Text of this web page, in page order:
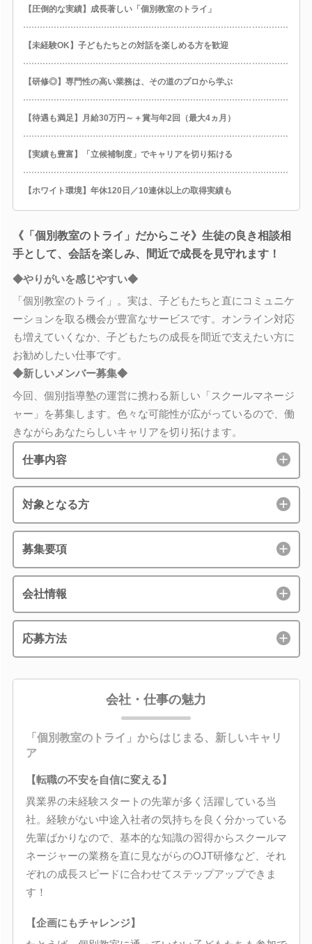
【圧倒的な実績】成長著しい「個別教室のトライ」
【未経験OK】子どもたちとの対話を楽しめる方を歓迎
【研修◎】専門性の高い業務は、その道のプロから学ぶ
【待遇も満足】月給30万円～＋賞与年2回（最大4ヵ月）
【実績も豊富】「立候補制度」でキャリアを切り拓ける
【ホワイト環境】年休120日／10連休以上の取得実績も
《「個別教室のトライ」だからこそ》生徒の良き相談相
手として、会話を楽しみ、間近で成長を見守れます！
◆やりがいを感じやすい◆
「個別教室のトライ」。実は、子どもたちと直にコミュニケ
ーションを取る機会が豊富なサービスです。オンライン対応
も増えていくなか、子どもたちの成長を間近で支えたい方に
お勧めしたい仕事です。
◆新しいメンバー募集◆
今回、個別指導塾の運営に携わる新しい「スクールマネージ
ャー」を募集します。色々な可能性が広がっているので、働
きながらあなたらしいキャリアを切り拓けます。
仕事内容
対象となる方
募集要項
会社情報
応募方法
会社・仕事の魅力
「個別教室のトライ」からはじまる、新しいキャリ
ア
【転職の不安を自信に変える】
異業界の未経験スタートの先輩が多く活躍している当
社。経験がない中途入社者の気持ちを良く分かっている
先輩ばかりなので、基本的な知識の習得からスクールマ
ネージャーの業務を直に見ながらのOJT研修など、それ
ぞれの成長スピードに合わせてステップアップできま
す！
【企画にもチャレンジ】